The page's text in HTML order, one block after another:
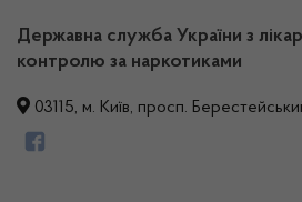
Державна служба України з
контролю за наркотиками
03115, м. Київ, просп.